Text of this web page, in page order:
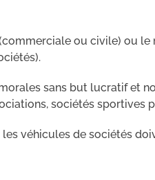
ou civile) ou le
sans but lucratif et
sociétés sportives
véhicules de sociétés